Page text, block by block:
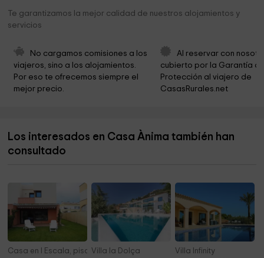
Terra De Mar
El Cau De La Costa Brava Museu De La Pesca
Museu de la Pesca
Parròquia de Santa Maria del Mar 5,0 km
Capella del Carme 5,1 km
Te garantizamos la mejor calidad de nuestros alojamientos y
servicios
No cargamos comisiones a los
viajeros, sino a los alojamientos.
Por eso te ofrecemos siempre el
mejor precio.
Al reservar con
cubierto por la Garantía
Protección al viajero de
CasasRurales.net
Los interesados en Casa Ànima también han
consultado
Casa en l Escala, piscina comunitaria y jardín
Villa la Dolça Villa Infinity